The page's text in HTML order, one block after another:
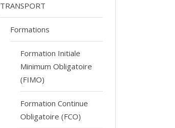
TRANSPORT
Formations
Formation Initiale
Minimum Obligatoire
(FIMO)
Formation Continue
Obligatoire (FCO)